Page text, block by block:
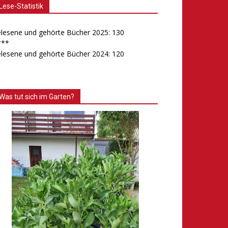
Lese-Statistik
und gehörte Bücher 2025: 130
und gehörte Bücher 2024: 120
tut sich im Garten?